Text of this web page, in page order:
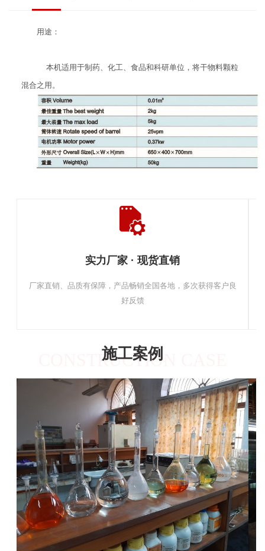
用途：
本机适用于制药、化工、食品和科研单位，将干物料颗粒
混合之用。
实力厂家 · 现货直销
厂家直销、品质有保障，产品畅销全国各地，多次获得客户良
好反馈
施工案例
CONSTRUCTION CASE